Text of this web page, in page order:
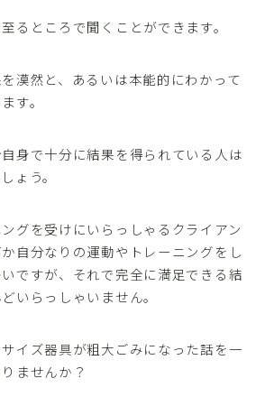
るところで聞くことができます。
漠然と、あるいは本能的にわかって
す。
身で十分に結果を得られている人は
ょう。
グを受けにいらっしゃるクライアン
自分なりの運動やトレーニングをし
ですが、それで完全に満足できる結
いらっしゃいません。
イズ器具が粗大ごみになった話を一
ませんか？